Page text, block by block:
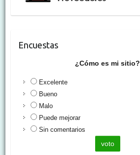
Encuestas
¿Cómo es mi sitio?
Excelente
Bueno
Malo
Puede mejorar
Sin comentarios